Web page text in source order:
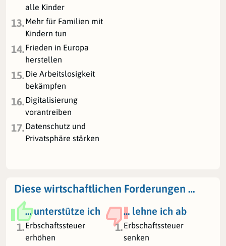
alle Kinder
13.Mehr für Familien mit
Kindern tun
14.Frieden in Europa
herstellen
15.Die Arbeitslosigkeit
bekämpfen
16.Digitalisierung
vorantreiben
17.Datenschutz und
Privatsphäre stärken
Diese wirtschaftlichen Forderungen …
… unterstütze ich
… lehne ich ab
1.Erbschaftssteuer
erhöhen
1.Erbschaftssteuer
senken